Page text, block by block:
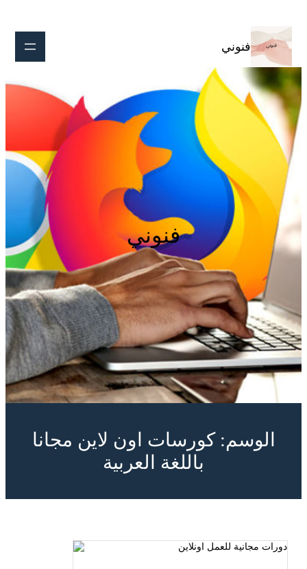
المحتوى
فنوني
فنوني
الوسم:كورسات اون لاين مجانا
باللغة العربية